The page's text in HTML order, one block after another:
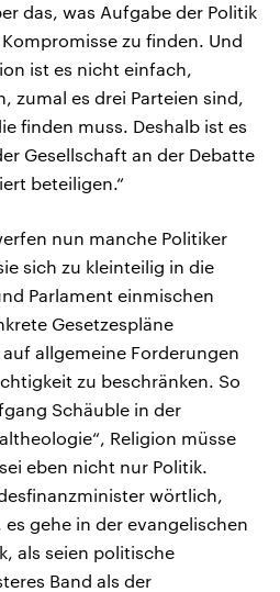
das, was Aufgabe der Politik
zu finden. Und
ist es nicht einfach,
zumal es drei Parteien sind,
finden muss. Deshalb ist es
Gesellschaft an der Debatte
beteiligen.“
nun manche Politiker
sich zu kleinteilig in die
Parlament einmischen
Gesetzespläne
allgemeine Forderungen
zu beschränken. So
Schäuble in der
Religion müsse
eben nicht nur Politik.
wörtlich,
gehe in der evangelischen
als seien politische
Band als der